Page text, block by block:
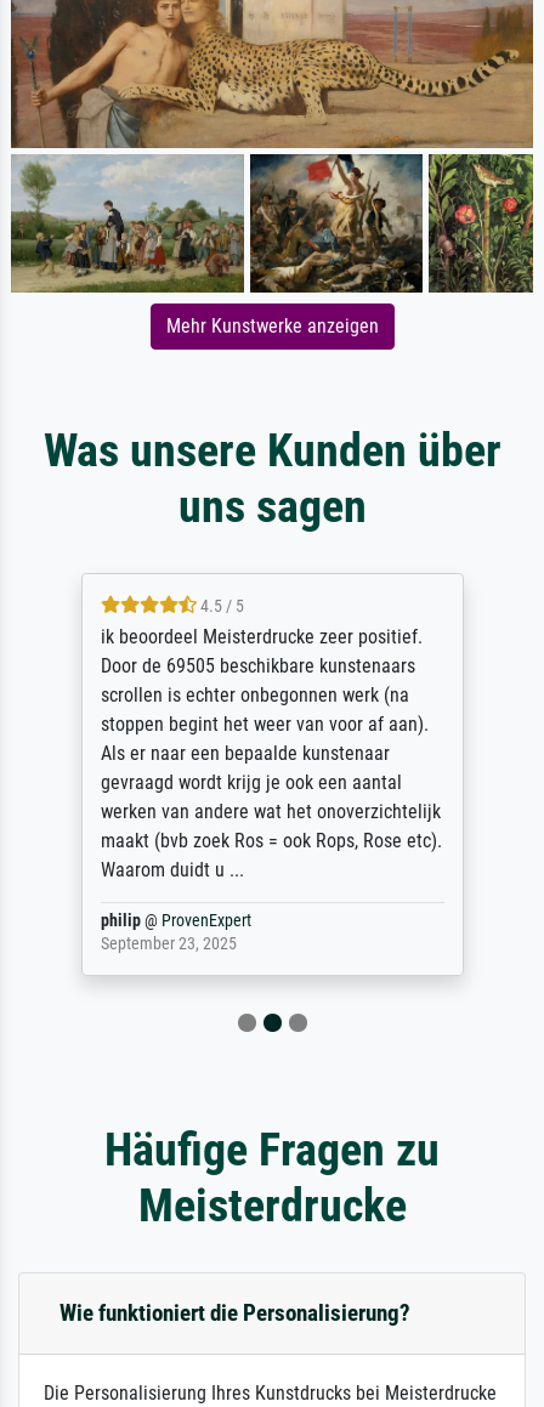
Mehr Kunstwerke anzeigen
Was unsere Kunden über
uns sagen
4.5 / 5
ik beoordeel Meisterdrucke zeer positief.
Door de 69505 beschikbare kunstenaars
scrollen is echter onbegonnen werk (na
stoppen begint het weer van voor af aan).
Als er naar een bepaalde kunstenaar
gevraagd wordt krijg je ook een aantal
werken van andere wat het onoverzichtelijk
maakt (bvb zoek Ros = ook Rops, Rose etc).
Waarom duidt u ...
philip@ ProvenExpert
September 23, 2025
Häufige Fragen zu
Meisterdrucke
Wie funktioniert die Personalisierung?
Die Personalisierung Ihres Kunstdrucks bei Meisterdrucke